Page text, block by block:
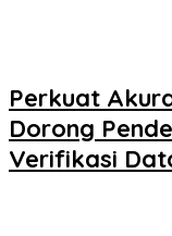
Perkuat
Dorong
Verifikasi